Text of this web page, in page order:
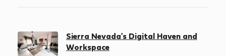
Sierra Nevada's Digital Haven and
Workspace